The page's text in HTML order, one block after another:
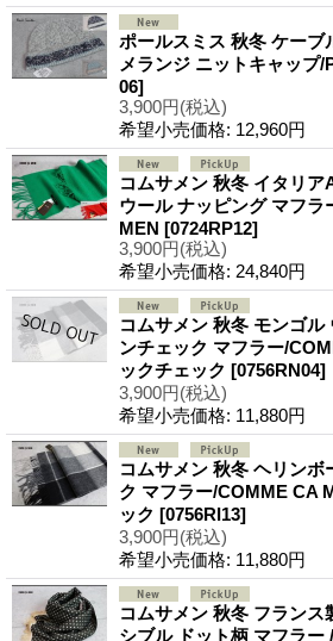
ポールスミス 秋冬 ケーブ
メランジ ニットキャップ/
06]
3,900円(税込)
希望小売価格: 12,960円
コムサメン 秋冬 イタリア
ウール ナッピング マフラ
MEN [0724RP12]
3,900円(税込)
希望小売価格: 24,840円
コムサメン 秋冬 モンゴル
ンチェック マフラー/
ックチェック [0756RN04]
3,900円(税込)
希望小売価格: 11,880円
コムサメン 秋冬 ヘリンボ
ク マフラー/COMME CA
ック [0756RI13]
3,900円(税込)
希望小売価格: 11,880円
コムサメン 秋冬 フランス
シブル ドット柄 マフラー